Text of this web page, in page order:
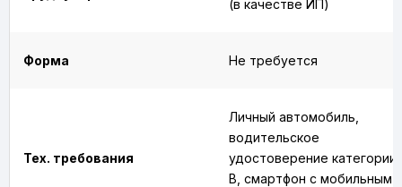
(в качестве ИП)
Форма Не требуется
Тех. требования
Личный автомобиль,
водительское
удостоверение категории
B, смартфон с мобильным